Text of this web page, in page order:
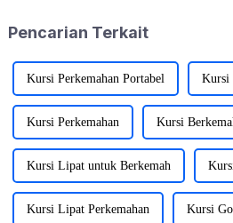
kehebatannya...
Pencarian Terkait
Kursi Perkemahan Portabel Kursi
Kursi Perkemahan Kursi
Kursi Lipat untuk Berkemah
Kursi Lipat Perkemahan Kursi